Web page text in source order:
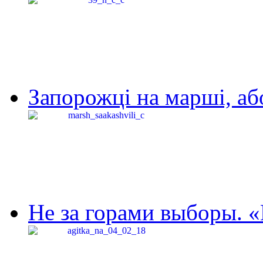
Запорожці на марші,
Не за горами выборы.